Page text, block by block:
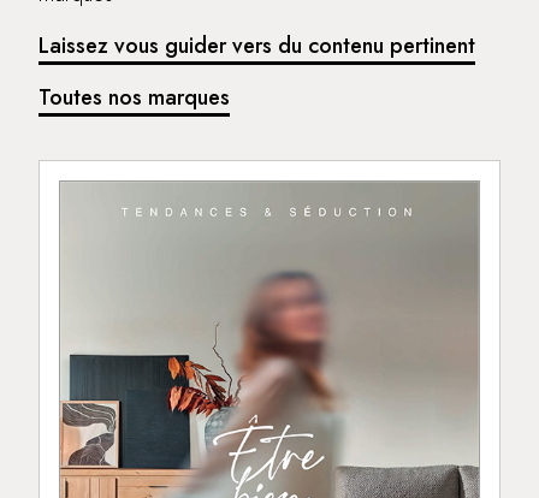
Laissez vous guider vers du contenu pertinent
Toutes nos marques